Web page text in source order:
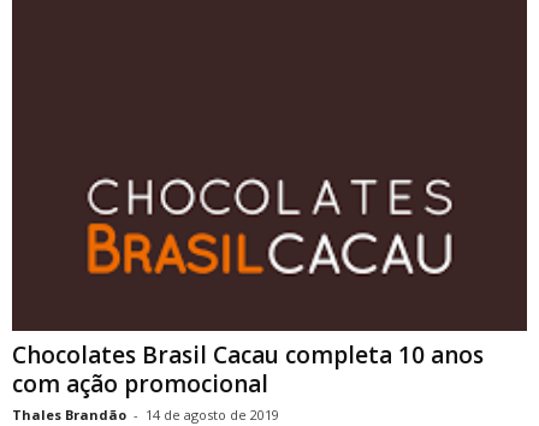
Chocolates Brasil Cacau completa 10 anos
com ação promocional
Thales Brandão - 14 de agosto de 2019